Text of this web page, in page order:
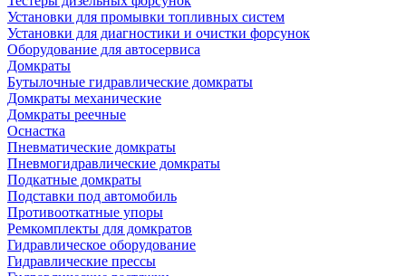
Установки для промывки топливных систем
Установки для диагностики и очистки форсунок
Оборудование для автосервиса
Домкраты
Бутылочные гидравлические домкраты
Домкраты механические
Домкраты реечные
Оснастка
Пневматические домкраты
Пневмогидравлические домкраты
Подкатные домкраты
Подставки под автомобиль
Противооткатные упоры
Ремкомплекты для домкратов
Гидравлическое оборудование
Гидравлические прессы